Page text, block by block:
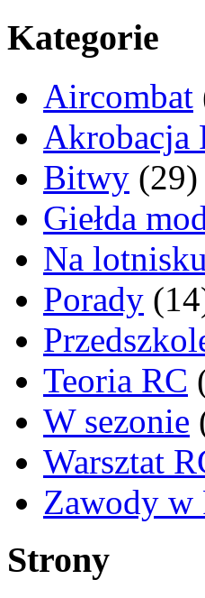
Kategorie
Aircombat
Akrobacja
Bitwy (29)
Giełda
Na lotnisku
Porady
Teoria RC
W sezonie
Warsztat
Zawody w
Strony